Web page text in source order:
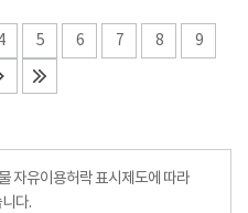
5 6 7 8
9
자유이용허락 표시제도에 따라
다.